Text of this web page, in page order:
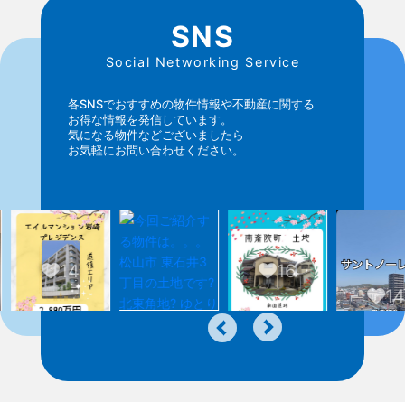
14
16
14
SNS
Social Networking Service
各SNSでおすすめの物件情報や不動産に関する
お得な情報を発信しています。
気になる物件などございましたら
お気軽にお問い合わせください。